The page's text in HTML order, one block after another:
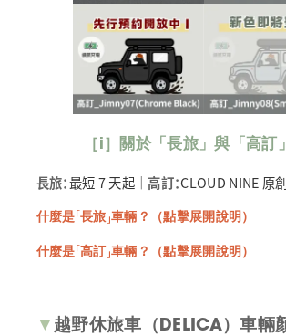
［i］ 關於「長旅」與「高訂
長旅：最短 7 天起｜高訂：CLOUD NINE 原
什麼是「長旅」車輛？ （點擊展開說明）
什麼是「高訂」車輛？
（點擊展開說明）
▼ 越野休旅車 （DELICA）車輛